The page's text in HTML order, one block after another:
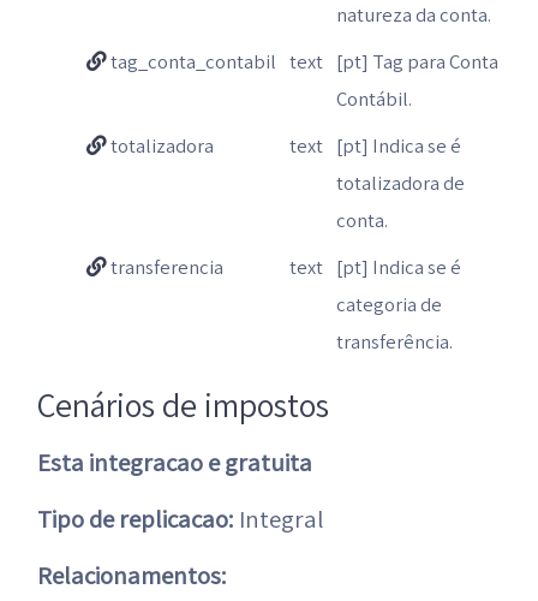
natureza da conta.
tag_conta_contabil text [pt] Tag para Conta
Contábil.
totalizadora
text [pt] Indica se é
totalizadora de
conta.
transferencia
text [pt] Indica se é
categoria de
transferência.
Cenários de impostos
Esta integracao e gratuita
Tipo de replicacao: Integral
Relacionamentos: